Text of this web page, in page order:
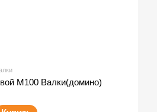
М100 Валки(домино)